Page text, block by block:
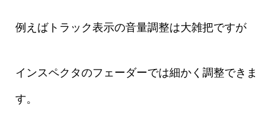
例えばトラック表示の音量調整は大雑把ですが
インスペクタのフェーダーでは細かく調整できま
す。